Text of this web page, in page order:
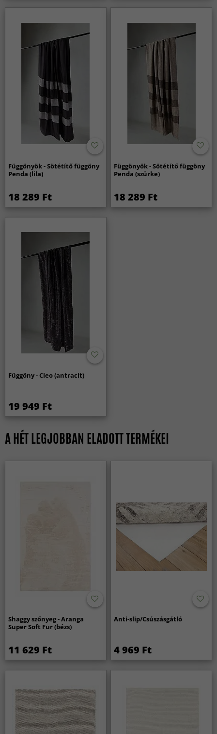
Függönyök - Sötétítő függöny
Penda (lila)
18 289 Ft
Függönyök - Sötétítő függöny
Penda (szürke)
18 289 Ft
Függöny - Cleo (antracit)
19 949 Ft
A HÉT LEGJOBBAN ELADOTT TERMÉKEI
Shaggy szőnyeg - Aranga
Super Soft Fur (bézs)
11 629 Ft
Anti-slip/Csúszásgátló
4 969 Ft